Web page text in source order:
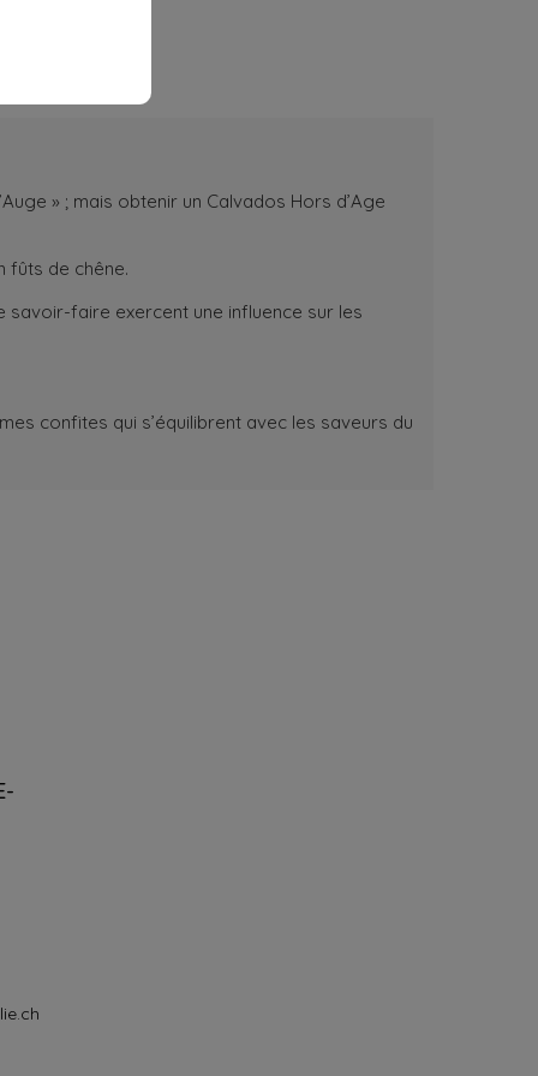
» ; mais obtenir un Calvados Hors d’Age
fûts de chêne.
savoir-faire exercent une influence sur les
confites qui s’équilibrent avec les saveurs du